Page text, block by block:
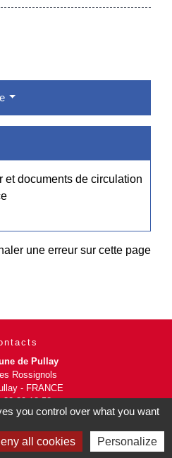
et documents de circulation
une erreur sur cette page
de Pullay
Rossignols
- FRANCE
32 32 18 58
internet :
you control over what you want
all cookies Personalize